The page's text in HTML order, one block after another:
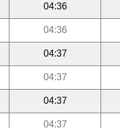
04:36
04:36
04:37
04:37
04:37
04:37